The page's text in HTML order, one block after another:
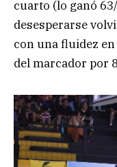
cuarto (lo ganó
desesperarse
con una fluidez
del marcador por